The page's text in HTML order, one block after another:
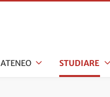
ATENEO STUDIARE